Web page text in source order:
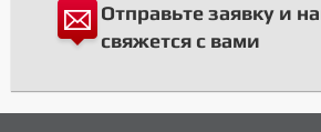
Отправьте заявку и
свяжется с вами